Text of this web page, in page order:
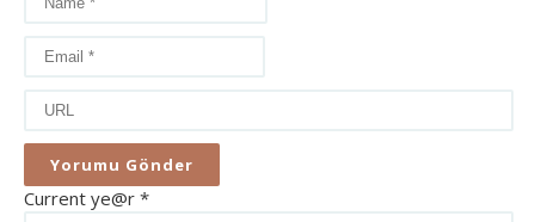
Current ye@r *